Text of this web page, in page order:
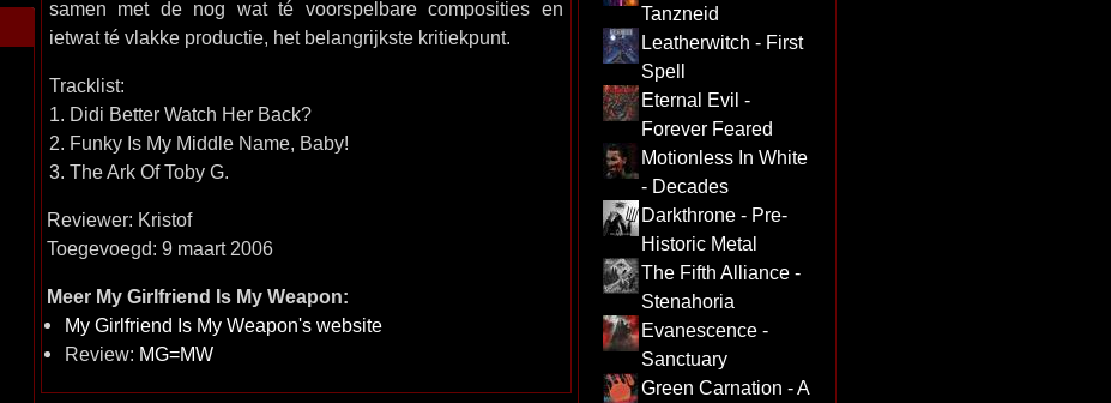
samen met de nog wat té voorspelbare composities en
ietwat té vlakke productie, het belangrijkste kritiekpunt.
Tracklist:
1. Didi Better Watch Her Back?
2. Funky Is My Middle Name, Baby!
3. The Ark Of Toby G.
Reviewer: Kristof
Toegevoegd: 9 maart 2006
Meer My Girlfriend Is My Weapon:
My Girlfriend Is My Weapon's website
Review: MG=MW
Tanzneid
Leatherwitch - First
Spell
Eternal Evil -
Forever Feared
Motionless In White
- Decades
Darkthrone - Pre-
Historic Metal
The Fifth Alliance -
Stenahoria
Evanescence -
Sanctuary
Green Carnation - A